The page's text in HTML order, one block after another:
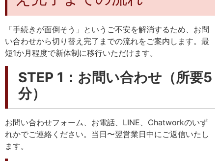
「手続きが面倒そう」というご不安を解消するため、お問
い合わせから切り替え完了までの流れをご案内します。最
短1か月程度で新体制に移行いただけます。
STEP 1：お問い合わせ（所要5
分）
お問い合わせフォーム、お電話、LINE、Chatworkのいず
れかでご連絡ください。当日〜翌営業日中にご返信いたし
ます。